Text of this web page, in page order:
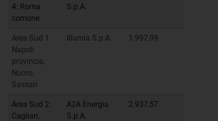
4: Roma
comune
S.p.A.
Area Sud 1:
Napoli
provincia,
Nuoro,
Sassari
Illumia S.p.A. 1.997,99
Area Sud 2:
Cagliari,
A2A Energia
S.p.A.
2.937,57